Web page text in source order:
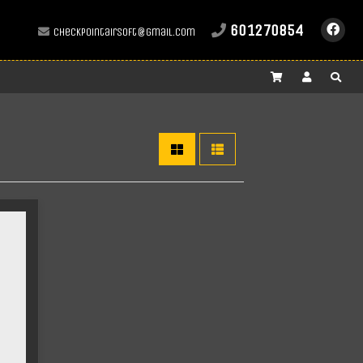
checkpointairsoft@gmail.com 601270854